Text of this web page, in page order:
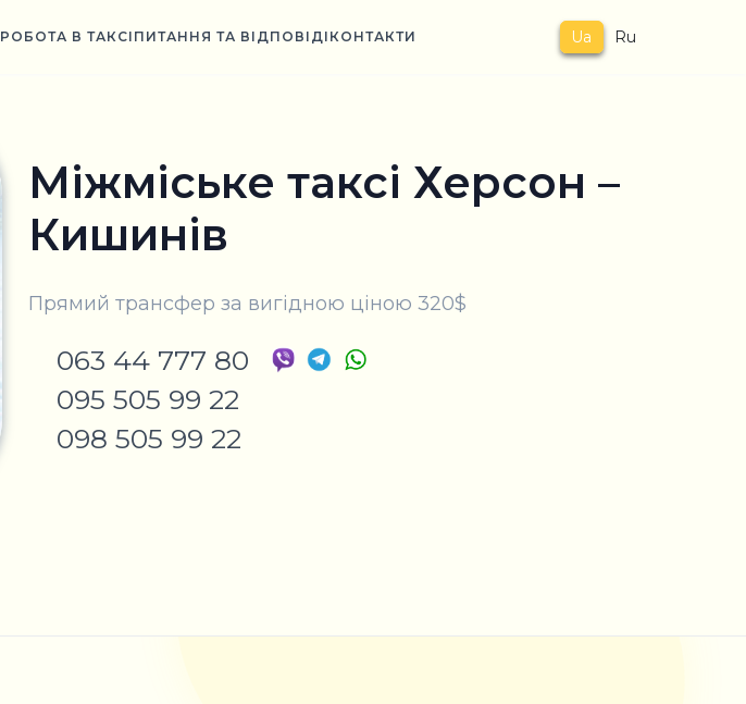
РОБОТА В ТАКСІ ПИТАННЯ ТА ВІДПОВІДІ КОНТАКТИ Ua Ru
Міжміське таксі Херсон –
Кишинів
Прямий трансфер за вигідною ціною 320$
063 44 777 80
095 505 99 22
098 505 99 22